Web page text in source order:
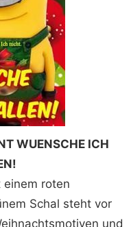
WUENSCHE ICH
einem roten
Schal steht vor
und